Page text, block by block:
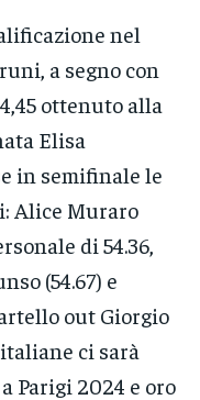
nel
a segno con
ottenuto alla
Elisa
in semifinale le
Alice Muraro
di 54.36,
(54.67) e
out Giorgio
ci sarà
Parigi 2024 e oro